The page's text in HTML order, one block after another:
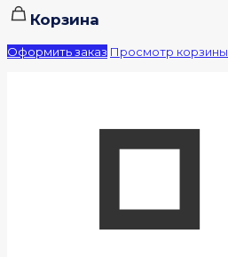
Корзина
Оформить заказ Просмотр корзины